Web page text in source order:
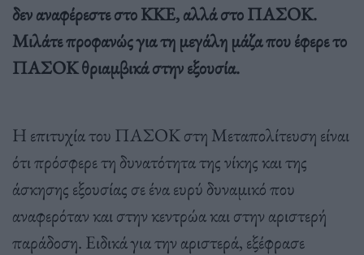
δεν αναφέρεστε στο ΚΚΕ, αλλά στο ΠΑΣΟΚ.
Μιλάτε προφανώς για τη μεγάλη μάζα που έφερε το
ΠΑΣΟΚ θριαμβικά στην εξουσία.
Η επιτυχία του ΠΑΣΟΚ στη Μεταπολίτευση είναι
ότι πρόσφερε τη δυνατότητα της νίκης και της
άσκησης εξουσίας σε ένα ευρύ δυναμικό που
αναφερόταν και στην κεντρώα και στην αριστερή
παράδοση. Ειδικά για την αριστερά, εξέφρασε